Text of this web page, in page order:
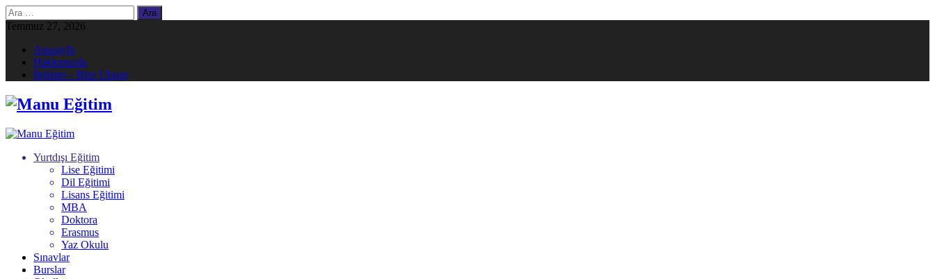
Arama:
Temmuz 27, 2026
Anasayfa
Hakkımızda
İletişim – Bize Ulaşın
Yurtdışı Eğitim
Lise Eğitimi
Dil Eğitimi
Lisans Eğitimi
MBA
Doktora
Erasmus
Yaz Okulu
Sınavlar
Burslar